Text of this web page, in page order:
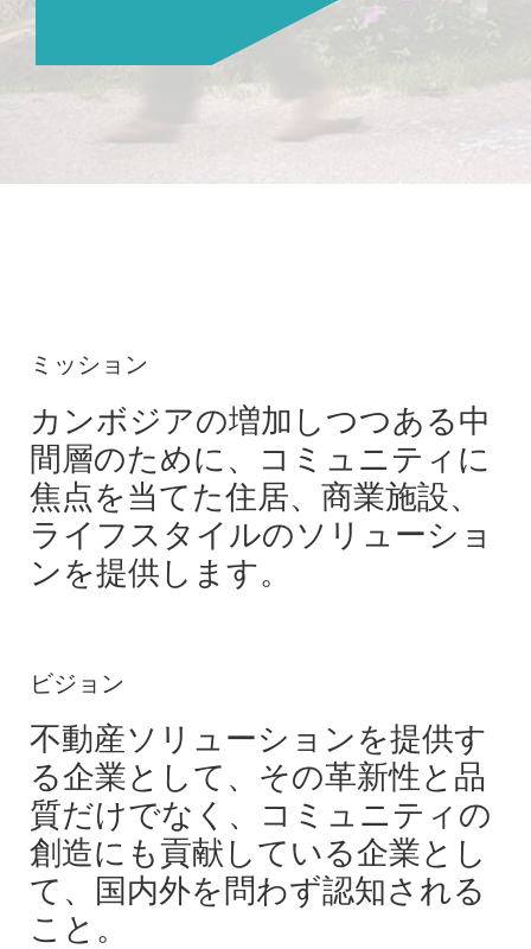
ミッション
カンボジアの増加しつつある中
間層のために、コミュニティに
焦点を当てた住居、商業施設、
ライフスタイルのソリューショ
ンを提供します。
ビジョン
不動産ソリューションを提供す
る企業として、その革新性と品
質だけでなく、コミュニティの
創造にも貢献している企業とし
て、国内外を問わず認知される
こと。